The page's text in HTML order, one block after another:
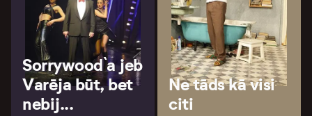
Sorrywood`a jeb
Varēja būt, bet
nebij...
Ne tāds kā visi
citi